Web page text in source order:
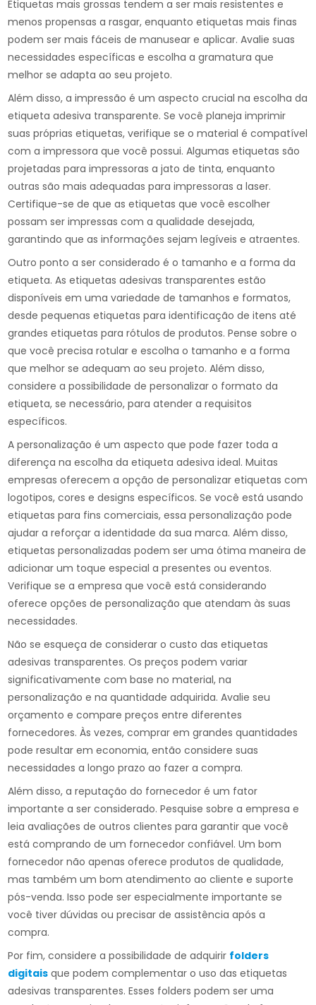
Etiquetas mais grossas tendem a ser mais resistentes e
menos propensas a rasgar, enquanto etiquetas mais finas
podem ser mais fáceis de manusear e aplicar. Avalie suas
necessidades específicas e escolha a gramatura que
melhor se adapta ao seu projeto.
Além disso, a impressão é um aspecto crucial na escolha da
etiqueta adesiva transparente. Se você planeja imprimir
suas próprias etiquetas, verifique se o material é compatível
com a impressora que você possui. Algumas etiquetas são
projetadas para impressoras a jato de tinta, enquanto
outras são mais adequadas para impressoras a laser.
Certifique-se de que as etiquetas que você escolher
possam ser impressas com a qualidade desejada,
garantindo que as informações sejam legíveis e atraentes.
Outro ponto a ser considerado é o tamanho e a forma da
etiqueta. As etiquetas adesivas transparentes estão
disponíveis em uma variedade de tamanhos e formatos,
desde pequenas etiquetas para identificação de itens até
grandes etiquetas para rótulos de produtos. Pense sobre o
que você precisa rotular e escolha o tamanho e a forma
que melhor se adequam ao seu projeto. Além disso,
considere a possibilidade de personalizar o formato da
etiqueta, se necessário, para atender a requisitos
específicos.
A personalização é um aspecto que pode fazer toda a
diferença na escolha da etiqueta adesiva ideal. Muitas
empresas oferecem a opção de personalizar etiquetas com
logotipos, cores e designs específicos. Se você está usando
etiquetas para fins comerciais, essa personalização pode
ajudar a reforçar a identidade da sua marca. Além disso,
etiquetas personalizadas podem ser uma ótima maneira de
adicionar um toque especial a presentes ou eventos.
Verifique se a empresa que você está considerando
oferece opções de personalização que atendam às suas
necessidades.
Não se esqueça de considerar o custo das etiquetas
adesivas transparentes. Os preços podem variar
significativamente com base no material, na
personalização e na quantidade adquirida. Avalie seu
orçamento e compare preços entre diferentes
fornecedores. Às vezes, comprar em grandes quantidades
pode resultar em economia, então considere suas
necessidades a longo prazo ao fazer a compra.
Além disso, a reputação do fornecedor é um fator
importante a ser considerado. Pesquise sobre a empresa e
leia avaliações de outros clientes para garantir que você
está comprando de um fornecedor confiável. Um bom
fornecedor não apenas oferece produtos de qualidade,
mas também um bom atendimento ao cliente e suporte
pós-venda. Isso pode ser especialmente importante se
você tiver dúvidas ou precisar de assistência após a
compra.
Por fim, considere a possibilidade de adquirir folders
digitais que podem complementar o uso das etiquetas
adesivas transparentes. Esses folders podem ser uma